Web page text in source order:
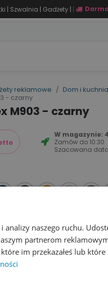
| Szwalnia | Gadżety | |
reklamowe Dom i kuchnia
- czarny
M903 - czarny
W magazynie:
Zamów do 10:30
Szacowana
Dodaj do koszyka
naszego ruchu.
partnerom
im przekazałeś lub